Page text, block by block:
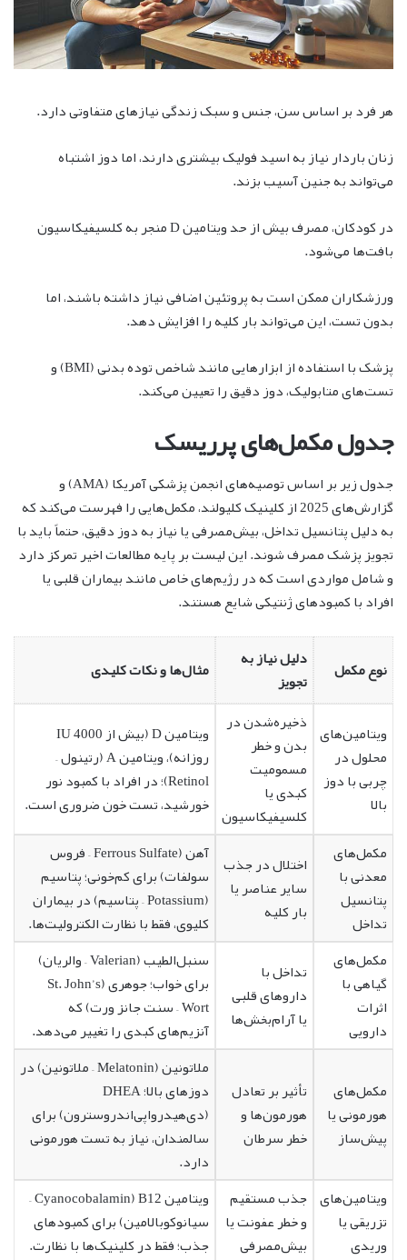
هر فرد بر اساس سن، جنس و سبک زندگی نیازهای متفاوتی دارد.
زنان باردار نیاز به اسید فولیک بیشتری دارند، اما دوز اشتباه
می‌تواند به جنین آسیب بزند.
در کودکان، مصرف بیش از حد ویتامین D منجر به کلسیفیکاسیون
بافت‌ها می‌شود.
ورزشکاران ممکن است به پروتئین اضافی نیاز داشته باشند، اما
بدون تست، این می‌تواند بار کلیه را افزایش دهد.
پزشک با استفاده از ابزارهایی مانند شاخص توده بدنی (BMI) و
تست‌های متابولیک، دوز دقیق را تعیین می‌کند.
جدول مکمل‌های پرریسک
جدول زیر بر اساس توصیه‌های انجمن پزشکی آمریکا (AMA) و
گزارش‌های 2025 از کلینیک کلیولند، مکمل‌هایی را فهرست می‌کند که
به دلیل پتانسیل تداخل، بیش‌مصرفی یا نیاز به دوز دقیق، حتماً باید با
تجویز پزشک مصرف شوند. این لیست بر پایه مطالعات اخیر تمرکز دارد
و شامل مواردی است که در رژیم‌های خاص مانند بیماران قلبی یا
افراد با کمبودهای ژنتیکی شایع هستند.
نوع مکمل
دلیل نیاز به
تجویز
مثال‌ها و نکات کلیدی
ویتامین‌های
محلول در
چربی با دوز
بالا
ذخیره‌شدن در
بدن و خطر
مسمومیت
کبدی یا
کلسیفیکاسیون
ویتامین D (بیش از 4000 IU
روزانه)، ویتامین A (رتینول –
Retinol)؛ در افراد با کمبود نور
خورشید، تست خون ضروری است.
مکمل‌های
معدنی با
پتانسیل
تداخل
اختلال در جذب
سایر عناصر یا
بار کلیه
آهن (Ferrous Sulfate – فروس
سولفات) برای کم‌خونی؛ پتاسیم
(Potassium – پتاسیم) در بیماران
کلیوی، فقط با نظارت الکترولیت‌ها.
مکمل‌های
گیاهی با
اثرات
دارویی
تداخل با
داروهای قلبی
یا آرام‌بخش‌ها
سنبل‌الطیب (Valerian – والریان)
برای خواب؛ جوهری (St. John’s
Wort – سنت جانز ورت) که
آنزیم‌های کبدی را تغییر می‌دهد.
مکمل‌های
هورمونی یا
پیش‌ساز
تأثیر بر تعادل
هورمون‌ها و
خطر سرطان
ملاتونین (Melatonin – ملاتونین) در
دوزهای بالا؛ DHEA
(دی‌هیدرواپی‌اندروسترون) برای
سالمندان، نیاز به تست هورمونی
دارد.
ویتامین‌های
تزریقی یا
وریدی
جذب مستقیم
و خطر عفونت یا
بیش‌مصرفی
ویتامین B12 (Cyanocobalamin –
سیانوکوبالامین) برای کمبودهای
جذب؛ فقط در کلینیک‌ها با نظارت.